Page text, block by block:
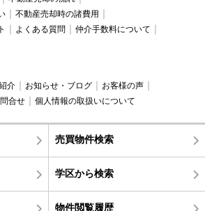
不動産売却時の諸費用
よくある質問
仲介手数料について
介 お知らせ・ブログ
お客様の声
合せ 個人情報の取扱いについて
売買物件検索
学区から検索
物件閲覧履歴